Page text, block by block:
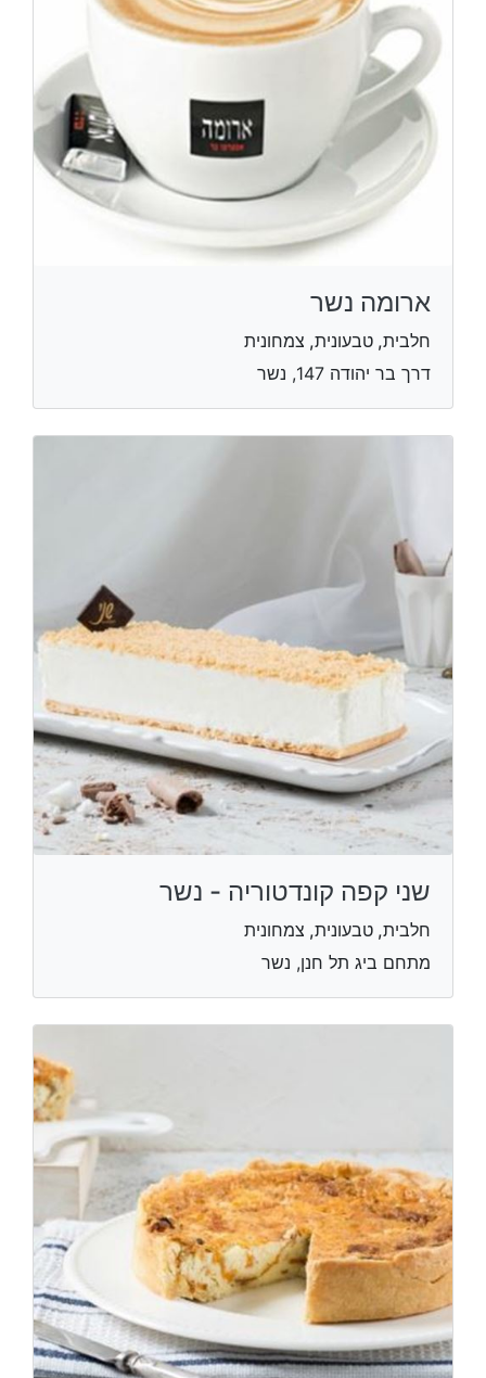
ארומה נשר
חלבית, טבעונית, צמחונית
דרך בר יהודה 147, נשר
שני קפה קונדטוריה - נשר
חלבית, טבעונית, צמחונית
מתחם ביג תל חנן, נשר